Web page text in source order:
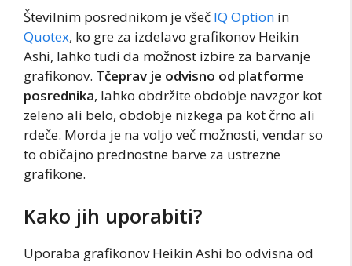
Številnim posrednikom je všeč IQ Option in
Quotex, ko gre za izdelavo grafikonov Heikin
Ashi, lahko tudi da možnost izbire za barvanje
grafikonov. Tčeprav je odvisno od platforme
posrednika, lahko obdržite obdobje navzgor kot
zeleno ali belo, obdobje nizkega pa kot črno ali
rdeče. Morda je na voljo več možnosti, vendar so
to običajno prednostne barve za ustrezne
grafikone.
Kako jih uporabiti?
Uporaba grafikonov Heikin Ashi bo odvisna od